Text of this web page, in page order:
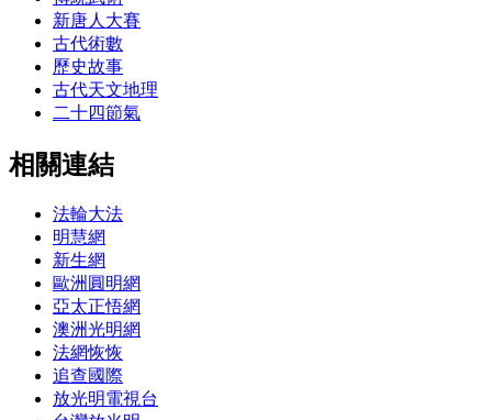
新唐人大賽
古代術數
歷史故事
古代天文地理
二十四節氣
相關連結
法輪大法
明慧網
新生網
歐洲圓明網
亞太正悟網
澳洲光明網
法網恢恢
追查國際
放光明電視台